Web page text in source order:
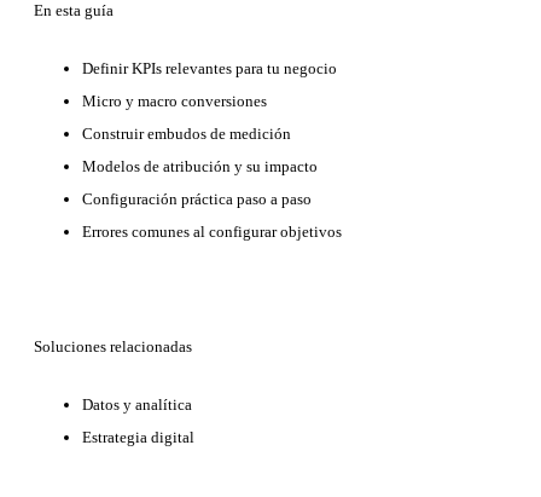
En esta guía
Definir KPIs relevantes para tu negocio
Micro y macro conversiones
Construir embudos de medición
Modelos de atribución y su impacto
Configuración práctica paso a paso
Errores comunes al configurar objetivos
Soluciones relacionadas
Datos y analítica
Estrategia digital